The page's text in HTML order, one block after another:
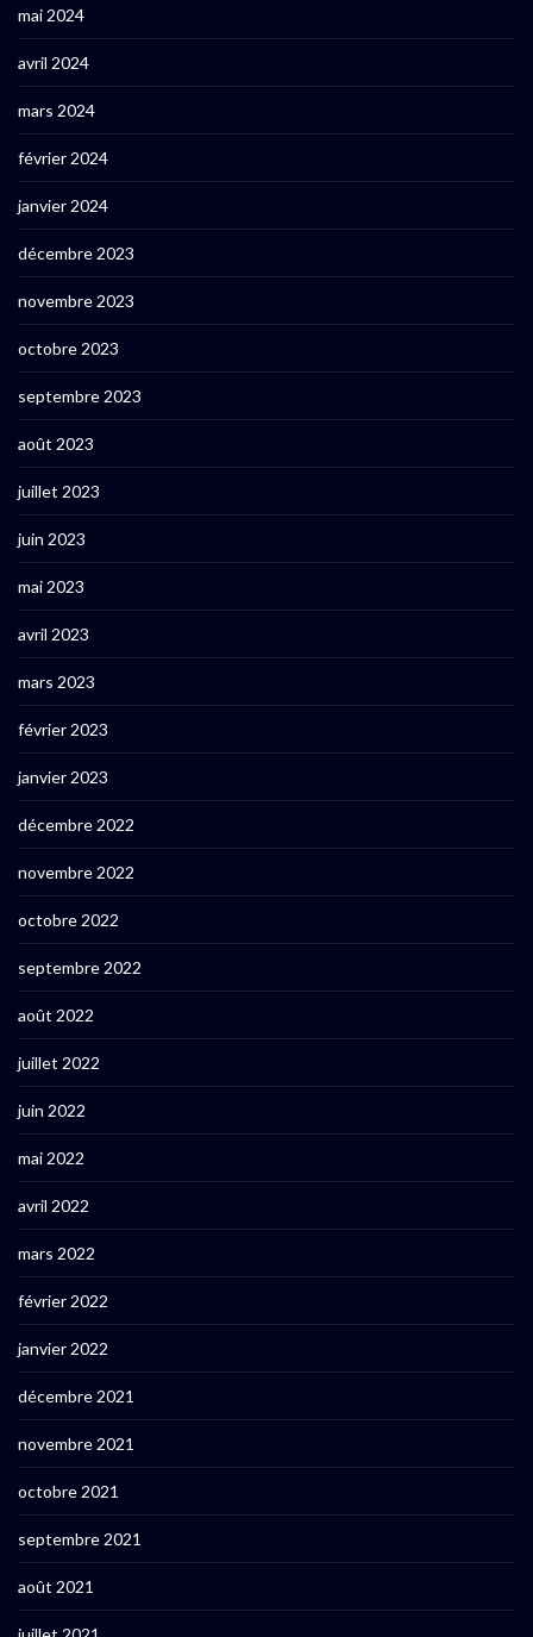
mai 2024
avril 2024
mars 2024
février 2024
janvier 2024
décembre 2023
novembre 2023
octobre 2023
septembre 2023
août 2023
juillet 2023
juin 2023
mai 2023
avril 2023
mars 2023
février 2023
janvier 2023
décembre 2022
novembre 2022
octobre 2022
septembre 2022
août 2022
juillet 2022
juin 2022
mai 2022
avril 2022
mars 2022
février 2022
janvier 2022
décembre 2021
novembre 2021
octobre 2021
septembre 2021
août 2021